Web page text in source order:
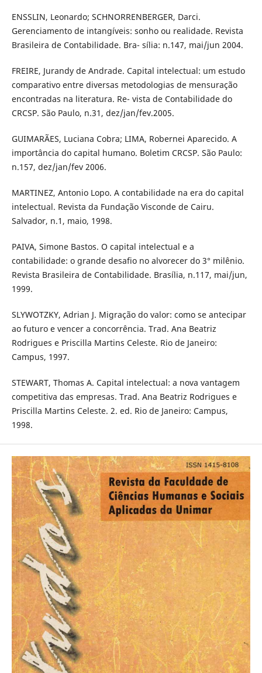
ENSSLIN, Leonardo; SCHNORRENBERGER, Darci.
Gerenciamento de intangíveis: sonho ou realidade. Revista
Brasileira de Contabilidade. Bra- sília: n.147, mai/jun 2004.
FREIRE, Jurandy de Andrade. Capital intelectual: um estudo
comparativo entre diversas metodologias de mensuração
encontradas na literatura. Re- vista de Contabilidade do
CRCSP. São Paulo, n.31, dez/jan/fev.2005.
GUIMARÃES, Luciana Cobra; LIMA, Robernei Aparecido. A
importância do capital humano. Boletim CRCSP. São Paulo:
n.157, dez/jan/fev 2006.
MARTINEZ, Antonio Lopo. A contabilidade na era do capital
intelectual. Revista da Fundação Visconde de Cairu.
Salvador, n.1, maio, 1998.
PAIVA, Simone Bastos. O capital intelectual e a
contabilidade: o grande desafio no alvorecer do 3° milênio.
Revista Brasileira de Contabilidade. Brasília, n.117, mai/jun,
1999.
SLYWOTZKY, Adrian J. Migração do valor: como se antecipar
ao futuro e vencer a concorrência. Trad. Ana Beatriz
Rodrigues e Priscilla Martins Celeste. Rio de Janeiro:
Campus, 1997.
STEWART, Thomas A. Capital intelectual: a nova vantagem
competitiva das empresas. Trad. Ana Beatriz Rodrigues e
Priscilla Martins Celeste. 2. ed. Rio de Janeiro: Campus,
1998.